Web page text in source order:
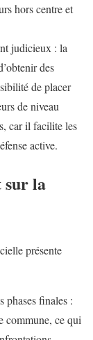
hors centre et
judicieux : la
des
de placer
de niveau
car il facilite les
active.
sur la
présente
phases finales :
commune, ce qui